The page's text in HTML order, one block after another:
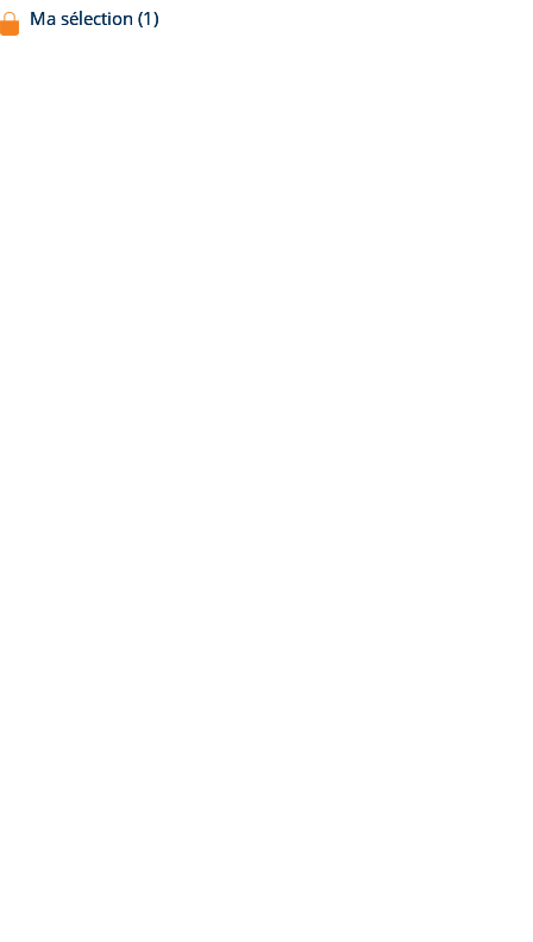
Ma sélection (1)